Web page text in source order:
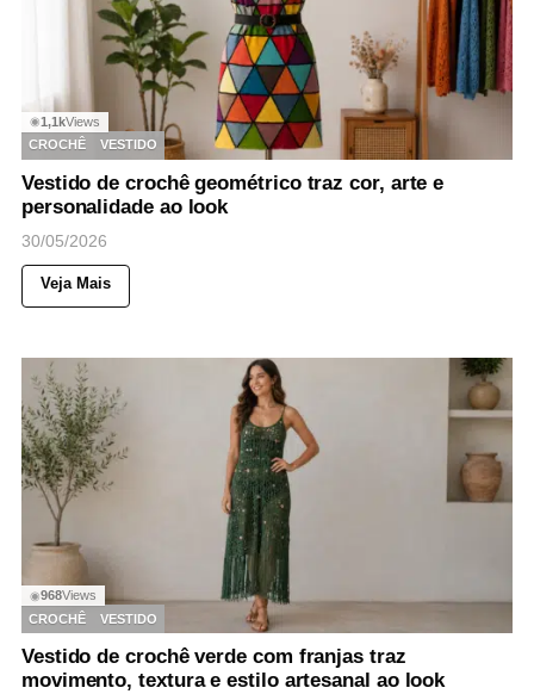
◉1,1kViews
CROCHÊ
VESTIDO
Vestido de crochê geométrico traz cor, arte e
personalidade ao look
30/05/2026
Veja Mais
◉968Views
CROCHÊ
VESTIDO
Vestido de crochê verde com franjas traz
movimento, textura e estilo artesanal ao look